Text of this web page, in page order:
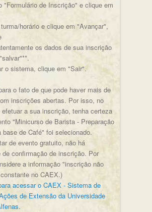
"Formulário de Inscrição" e clique em
horário e clique em "Avançar",
os dados de sua inscrição
o sistema, clique em "Sair".
o fato de que pode haver mais de
inscrições abertas. Por isso, no
efetuar a sua inscrição, tenha certeza
"Minicurso de Barista - Preparação
base de Café" foi selecionado.
de evento gratuito, não há
de confirmação de inscrição. Por
a informação "inscrição não
no CAEX.)
acessar o CAEX - Sistema de
de Extensão da Universidade